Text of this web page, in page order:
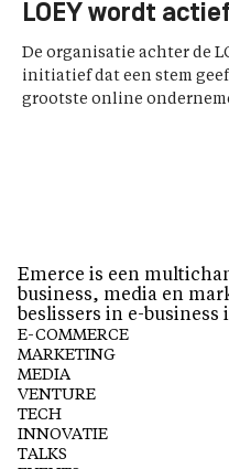
LOEY wordt
De organisatie achter de
initiatief dat een stem
grootste online
Emerce is een
business, media en
beslissers in e-
E-COMMERCE
MARKETING
MEDIA
VENTURE
TECH
INNOVATIE
TALKS